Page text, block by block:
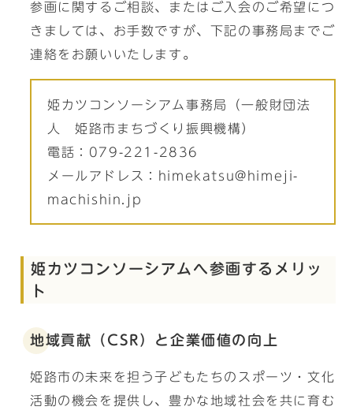
参画に関するご相談、またはご入会のご希望につ
きましては、お手数ですが、下記の事務局までご
連絡をお願いいたします。
姫カツコンソーシアム事務局（一般財団法
人 姫路市まちづくり振興機構）
電話：079-221-2836
メールアドレス：himekatsu@himeji-
machishin.jp
姫カツコンソーシアムへ参画するメリッ
ト
地域貢献（CSR）と企業価値の向上
姫路市の未来を担う子どもたちのスポーツ・文化
活動の機会を提供し、豊かな地域社会を共に育む